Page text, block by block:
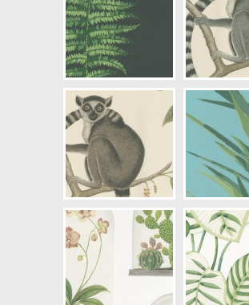
Cirkapris: 1610,00 kr
(Kontakta din färghandlare för
exakt pris.)